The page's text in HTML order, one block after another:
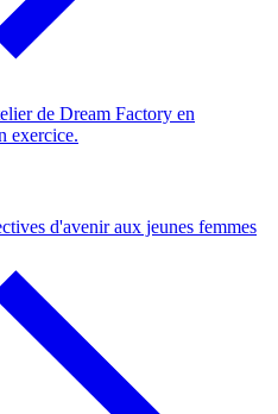
d'avenir aux jeunes femmes